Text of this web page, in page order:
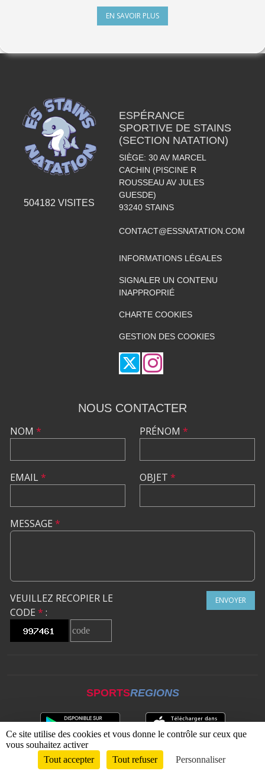
EN SAVOIR PLUS
504182 VISITES
ESPÉRANCE
SPORTIVE DE STAINS
(SECTION NATATION)
SIÈGE: 30 AV MARCEL
CACHIN (PISCINE R
ROUSSEAU AV JULES
GUESDE)
93240 STAINS
CONTACT@ESSNATATION.COM
INFORMATIONS LÉGALES
SIGNALER UN CONTENU
INAPPROPRIÉ
CHARTE COOKIES
GESTION DES COOKIES
NOUS CONTACTER
NOM *
EMAIL*
PRÉNOM *
OBJET *
MESSAGE *
VEUILLEZ RECOPIER LE
CODE * :
ENVOYER
SPORTSREGIONS
Envie de participer ? CONNEXION
Ce site utilise des cookies et vous donne le contrôle sur ceux que
vous souhaitez activer
Tout accepter
Tout refuser Personnaliser